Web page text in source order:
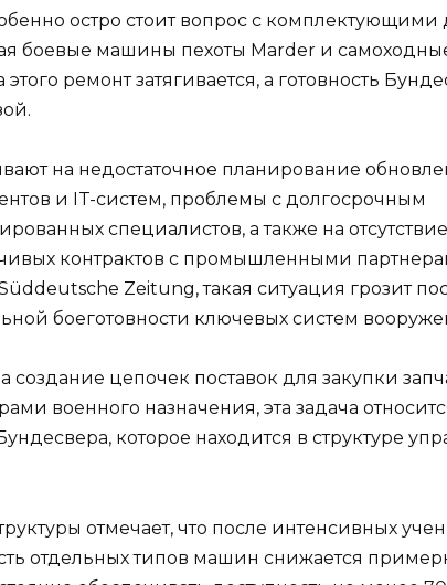
остро стоит вопрос с комплектующими
боевые машины пехоты Marder и
ремонт затягивается, а готовность
на недостаточное планирование
и IT-систем, проблемы с долгосрочным
специалистов, а также на
контрактов с промышленными
Zeitung, такая ситуация грозит
боеготовности ключевых систем
создание цепочек поставок для закупки
военного назначения, эта задача
которое находится в структуре
отмечает, что после интенсивных
отдельных типов машин снижается